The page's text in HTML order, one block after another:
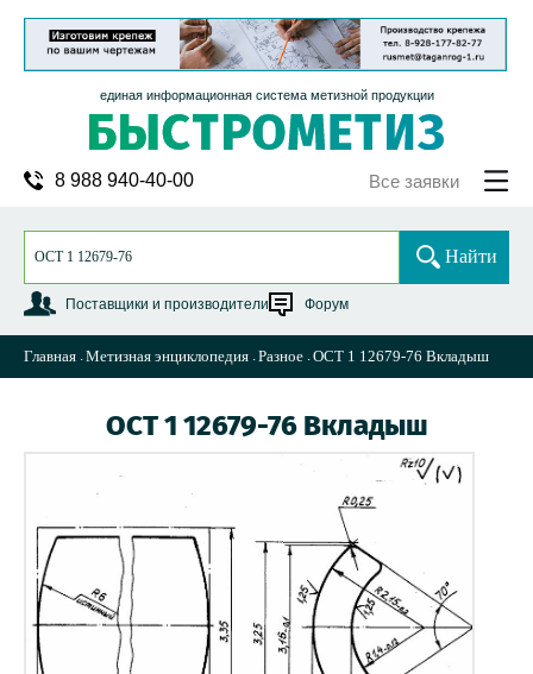
единая информационная система метизной продукции
8 988 940-40-00 Все заявки
Поставщики и производители Форум
Найти
Главная Метизная энциклопедия Разное ОСТ 1 12679-76 Вкладыш
ОСТ 1 12679-76 Вкладыш